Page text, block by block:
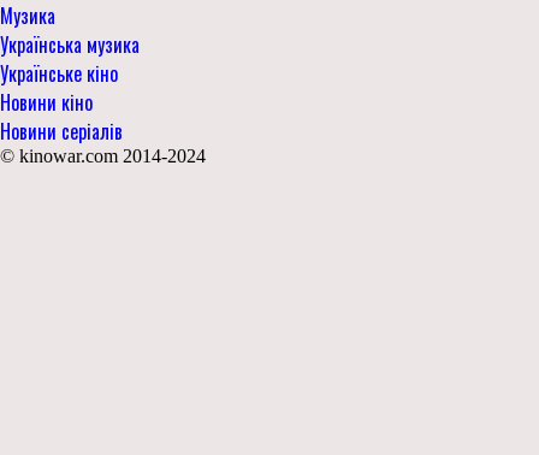
Музика
Українська музика
Українське кіно
Новини кіно
Новини серіалів
© kinowar.com 2014-2024